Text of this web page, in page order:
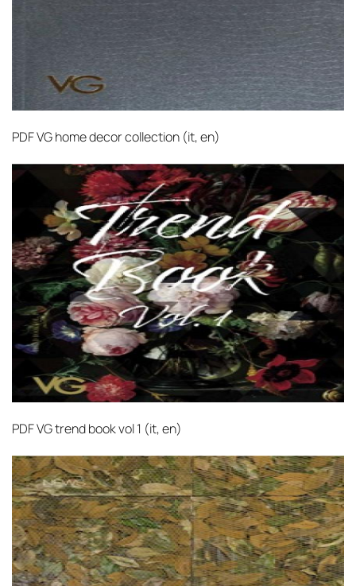
PDFVG home decor collection (it, en)‎
PDFVG trend book vol 1 (it, en)‎